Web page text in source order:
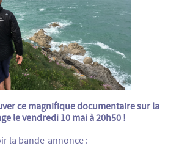
ce magnifique documentaire sur la
le vendredi 10 mai à 20h50 !
la bande-annonce :